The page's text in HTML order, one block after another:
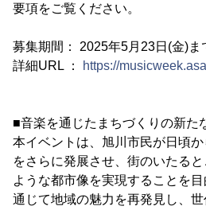
要項をご覧ください。
募集期間： 2025年5月23日(金)ま
詳細URL ：
https://
■音楽を通じたまちづくりの新た
本イベントは、旭川市民が日頃
をさらに発展させ、街のいたる
ような都市像を実現することを
通じて地域の魅力を再発見し、